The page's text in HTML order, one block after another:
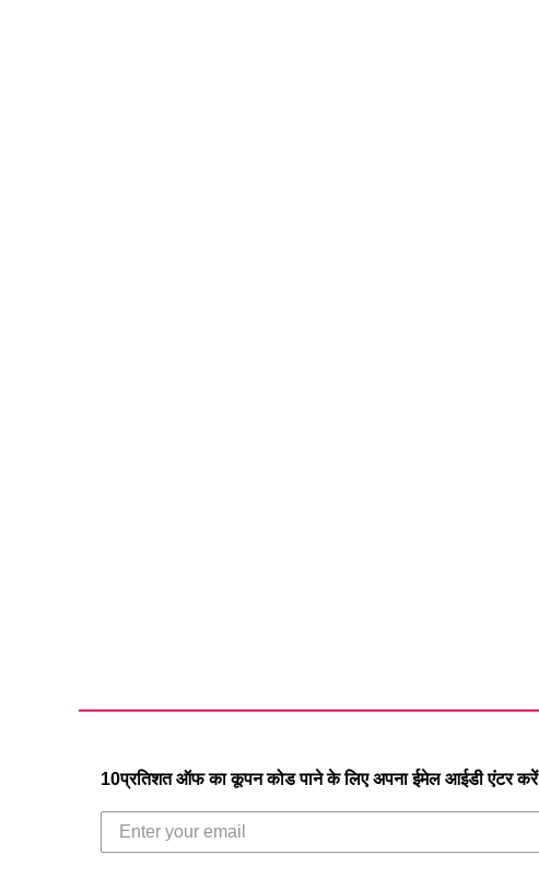
10प्रतिशत ऑफ का कूपन कोड पाने के लिए अपना ईमेल आईडी एंटर करें